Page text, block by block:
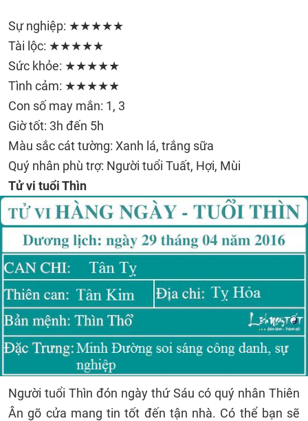
Sự nghiệp: ★★★★★
Tài lộc: ★★★★★
Sức khỏe: ★★★★★
Tình cảm: ★★★★★
Con số may mắn: 1, 3
Giờ tốt: 3h đến 5h
Màu sắc cát tường: Xanh lá, trắng sữa
Quý nhân phù trợ: Người tuổi Tuất, Hợi, Mùi
Tử vi tuổi Thìn
Người tuổi Thìn đón ngày thứ Sáu có quý nhân Thiên
Ân gõ cửa mang tin tốt đến tận nhà. Có thể bạn sẽ